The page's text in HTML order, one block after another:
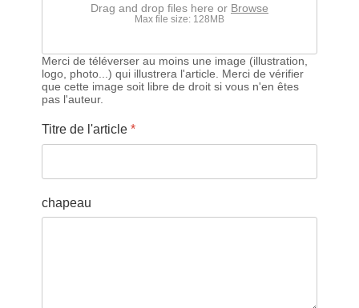
Drag and drop files here or Browse
Max file size: 128MB
Merci de téléverser au moins une image (illustration,
logo, photo...) qui illustrera l'article. Merci de vérifier
que cette image soit libre de droit si vous n'en êtes
pas l'auteur.
Titre de l'article *
chapeau